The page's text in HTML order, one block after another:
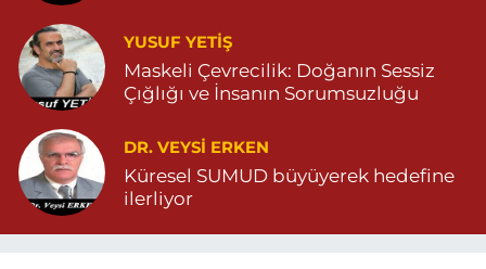
YUSUF YETİŞ
Maskeli Çevrecilik: Doğanın Sessiz
Çığlığı ve İnsanın Sorumsuzluğu
DR. VEYSI ERKEN
Küresel SUMUD büyüyerek hedefine
ilerliyor